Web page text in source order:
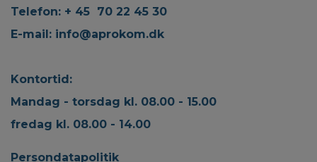
Telefon: + 45 70 22 45 30
E-mail: info@aprokom.dk
Kontortid:
Mandag - torsdag kl. 08.00 - 15.00
fredag kl. 08.00 - 14.00
Persondatapolitik